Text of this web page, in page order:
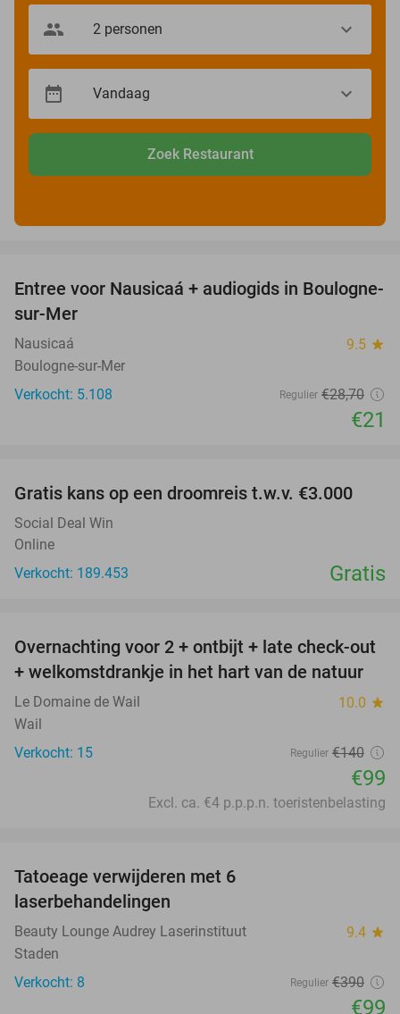
Zoek Restaurant
27%
Entree voor Nausicaá + audiogids in Boulogne-
sur-Mer
Nausicaá 9.5 star
Boulogne-sur-Mer
Verkocht: 5.108
Regulier €28,70
€21
Gratis kans op een droomreis t.w.v. €3.000
Social Deal Win
Online
Verkocht: 189.453
Gratis
29%
Overnachting voor 2 + ontbijt + late check-out
+ welkomstdrankje in het hart van de natuur
Le Domaine de Wail 10.0 star
Wail
Verkocht: 15
Regulier €140
€99
Excl. ca. €4 p.p.p.n. toeristenbelasting
Tatoeage verwijderen met 6
laserbehandelingen
Beauty Lounge Audrey Laserinstituut 9.4 star
Staden
Verkocht: 8
Regulier €390
€99